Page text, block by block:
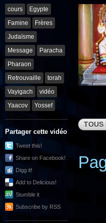
cours
Egypte
Famine
Frères
Judaïsme
Message
Paracha
Pharaon
Retrouvaille
torah
Vayigach
vidéo
Yaacov
Yossef
Partager cette vidéo
Tweet this!
Share on Facebook!
Digg it!
Add to Delicious!
Stumble it
Subscribe by RSS
TOUS